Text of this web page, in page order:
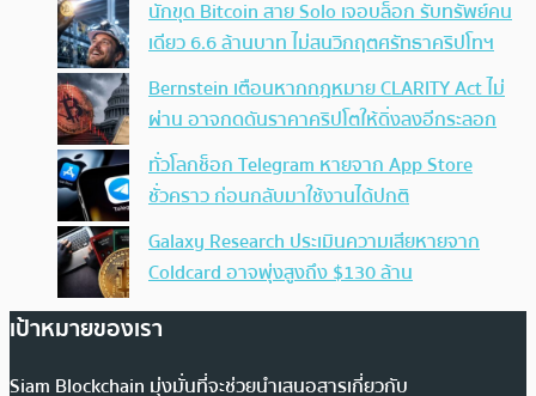
นักขุด Bitcoin สาย Solo เจอบล็อก รับทรัพย์คน
เดียว 6.6 ล้านบาท ไม่สนวิกฤตศรัทธาคริปโทฯ
Bernstein เตือนหากกฎหมาย CLARITY Act ไม่
ผ่าน อาจกดดันราคาคริปโตให้ดิ่งลงอีกระลอก
ทั่วโลกช็อก Telegram หายจาก App Store
ชั่วคราว ก่อนกลับมาใช้งานได้ปกติ
Galaxy Research ประเมินความเสียหายจาก
Coldcard อาจพุ่งสูงถึง $130 ล้าน
เป้าหมายของเรา
Siam Blockchain มุ่งมั่นที่จะช่วยนำเสนอสารเกี่ยวกับ